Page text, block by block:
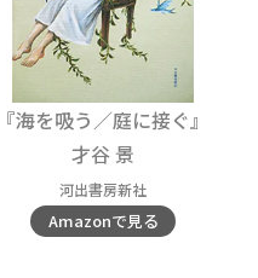
『海を吸う／庭に接ぐ』
才谷 景
河出書房新社
Amazonで見る